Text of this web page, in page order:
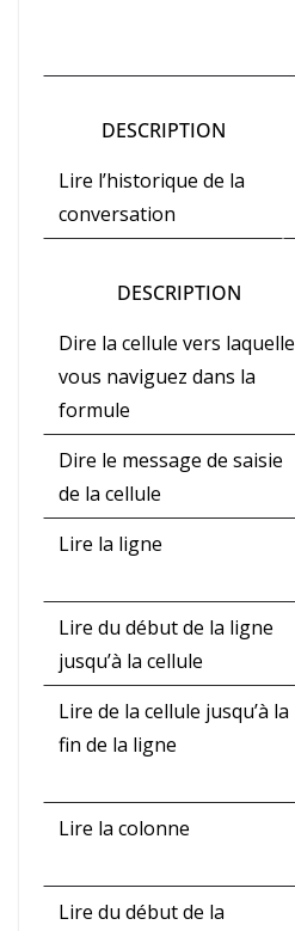
DESCRIPTION
Lire l’historique de la
conversation
DESCRIPTION
Dire la cellule vers laquelle
vous naviguez dans la
formule
Dire le message de saisie
de la cellule
Lire la ligne
Lire du début de la ligne
jusqu’à la cellule
Lire de la cellule jusqu’à la
fin de la ligne
Lire la colonne
Lire du début de la